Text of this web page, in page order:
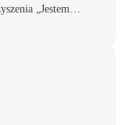
„Jestem…